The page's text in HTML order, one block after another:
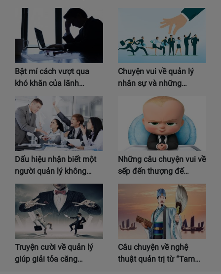
Bật mí cách vượt qua
khó khăn của lãnh…
Chuyện vui về quản lý
nhân sự và những…
Dấu hiệu nhận biết một
người quản lý không…
Những câu chuyện vui về
sếp đến thượng đế…
Truyện cười về quản lý
giúp giải tỏa căng…
Câu chuyện về nghệ
thuật quản trị từ “Tam…